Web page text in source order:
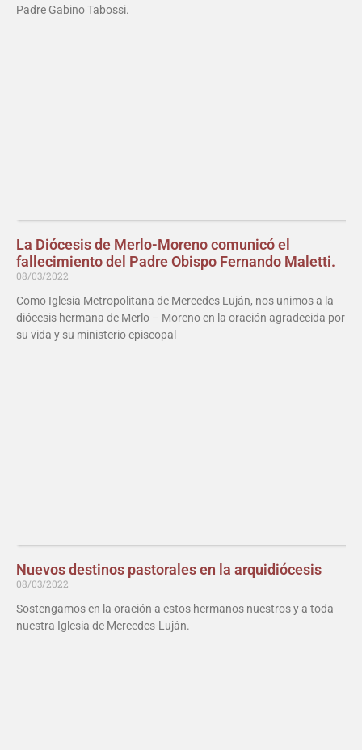
Padre Gabino Tabossi.
La Diócesis de Merlo-Moreno comunicó el
fallecimiento del Padre Obispo Fernando Maletti.
08/03/2022
Como Iglesia Metropolitana de Mercedes Luján, nos unimos a la
diócesis hermana de Merlo – Moreno en la oración agradecida por
su vida y su ministerio episcopal
Nuevos destinos pastorales en la arquidiócesis
08/03/2022
Sostengamos en la oración a estos hermanos nuestros y a toda
nuestra Iglesia de Mercedes-Luján.